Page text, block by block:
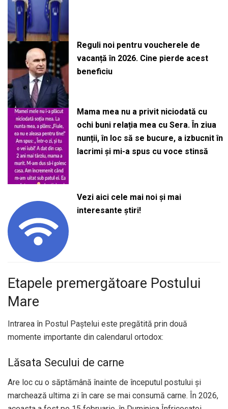
Reguli noi pentru voucherele de
vacanță în 2026. Cine pierde acest
beneficiu
Mama mea nu a privit niciodată cu
ochi buni relația mea cu Sera. În ziua
nunții, în loc să se bucure, a izbucnit în
lacrimi și mi-a spus cu voce stinsă
Vezi aici cele mai noi și mai
interesante știri!
Etapele premergătoare Postului
Mare
Intrarea în Postul Paștelui este pregătită prin două
momente importante din calendarul ortodox:
Lăsata Secului de carne
Are loc cu o săptămână înainte de începutul postului și
marchează ultima zi în care se mai consumă carne. În 2026,